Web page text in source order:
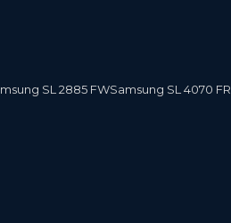
SL 2885 FW Samsung SL 4070 FR